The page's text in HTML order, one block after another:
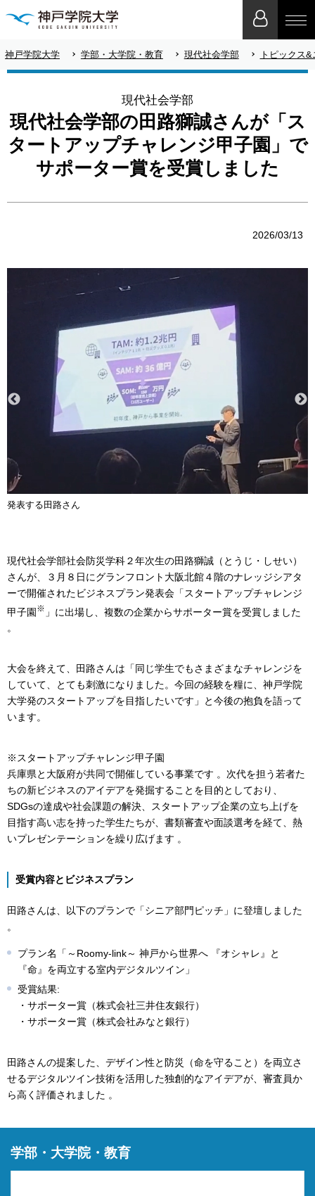
神戸学院大学 学部・大学院・教育 現代社会学部 トピックス
現代社会学部
現代社会学部の田路獅誠さんが「ス
タートアップチャレンジ甲子園」で
サポーター賞を受賞しました
2026/03/13
発表する田路さん
現代社会学部社会防災学科２年次生の田路獅誠（とうじ・しせい）
さんが、３月８日にグランフロント大阪北館４階のナレッジシアタ
ーで開催されたビジネスプラン発表会「スタートアップチャレンジ
甲子園※ 」に出場し、複数の企業からサポーター賞を受賞しました
。
大会を終えて、田路さんは「同じ学生でもさまざまなチャレンジを
していて、とても刺激になりました。今回の経験を糧に、神戸学院
大学発のスタートアップを目指したいです」と今後の抱負を語って
います。
※スタートアップチャレンジ甲子園
兵庫県と大阪府が共同で開催している事業です 。次代を担う若者た
ちの新ビジネスのアイデアを発掘することを目的としており、
SDGsの達成や社会課題の解決、スタートアップ企業の立ち上げを
目指す高い志を持った学生たちが、書類審査や面談選考を経て、熱
いプレゼンテーションを繰り広げます 。
受賞内容とビジネスプラン
田路さんは、以下のプランで「シニア部門ピッチ」に登壇しました
。
プラン名「～Roomy-link～ 神戸から世界へ 『オシャレ』と
『命』を両立する室内デジタルツイン」
受賞結果:
・サポーター賞（株式会社三井住友銀行）
・サポーター賞（株式会社みなと銀行）
田路さんの提案した、デザイン性と防災（命を守ること）を両立さ
せるデジタルツイン技術を活用した独創的なアイデアが、審査員か
ら高く評価されました 。
学部・大学院・教育